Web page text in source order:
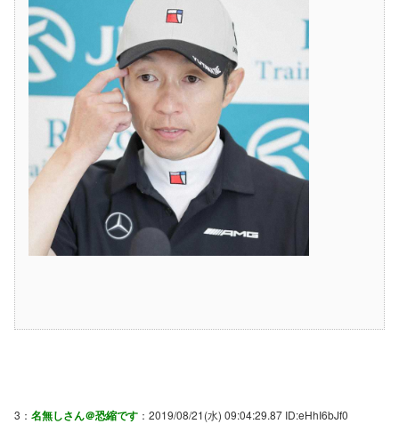
3： 名無しさん＠恐縮です ：2019/08/21(水) 09:04:29.87 ID:eHhI6bJf0